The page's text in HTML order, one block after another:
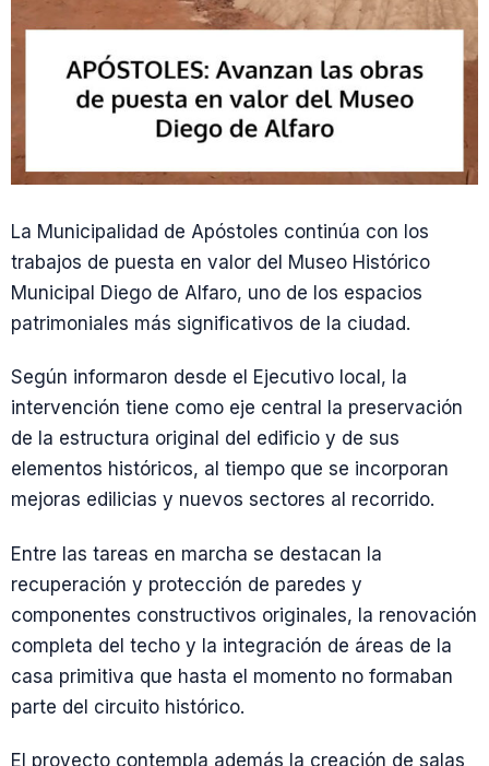
La Municipalidad de Apóstoles continúa con los
trabajos de puesta en valor del Museo Histórico
Municipal Diego de Alfaro, uno de los espacios
patrimoniales más significativos de la ciudad.
Según informaron desde el Ejecutivo local, la
intervención tiene como eje central la preservación
de la estructura original del edificio y de sus
elementos históricos, al tiempo que se incorporan
mejoras edilicias y nuevos sectores al recorrido.
Entre las tareas en marcha se destacan la
recuperación y protección de paredes y
componentes constructivos originales, la renovación
completa del techo y la integración de áreas de la
casa primitiva que hasta el momento no formaban
parte del circuito histórico.
El proyecto contempla además la creación de salas